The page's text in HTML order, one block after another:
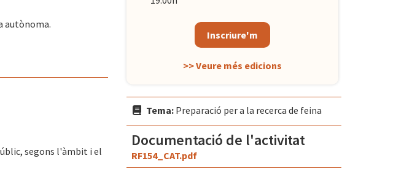
autònoma.
segons l'àmbit i el
Inscriure'm
>> Veure més edicions
Tema: Preparació per a la recerca de feina
Documentació de l'activitat
RF154_CAT.pdf